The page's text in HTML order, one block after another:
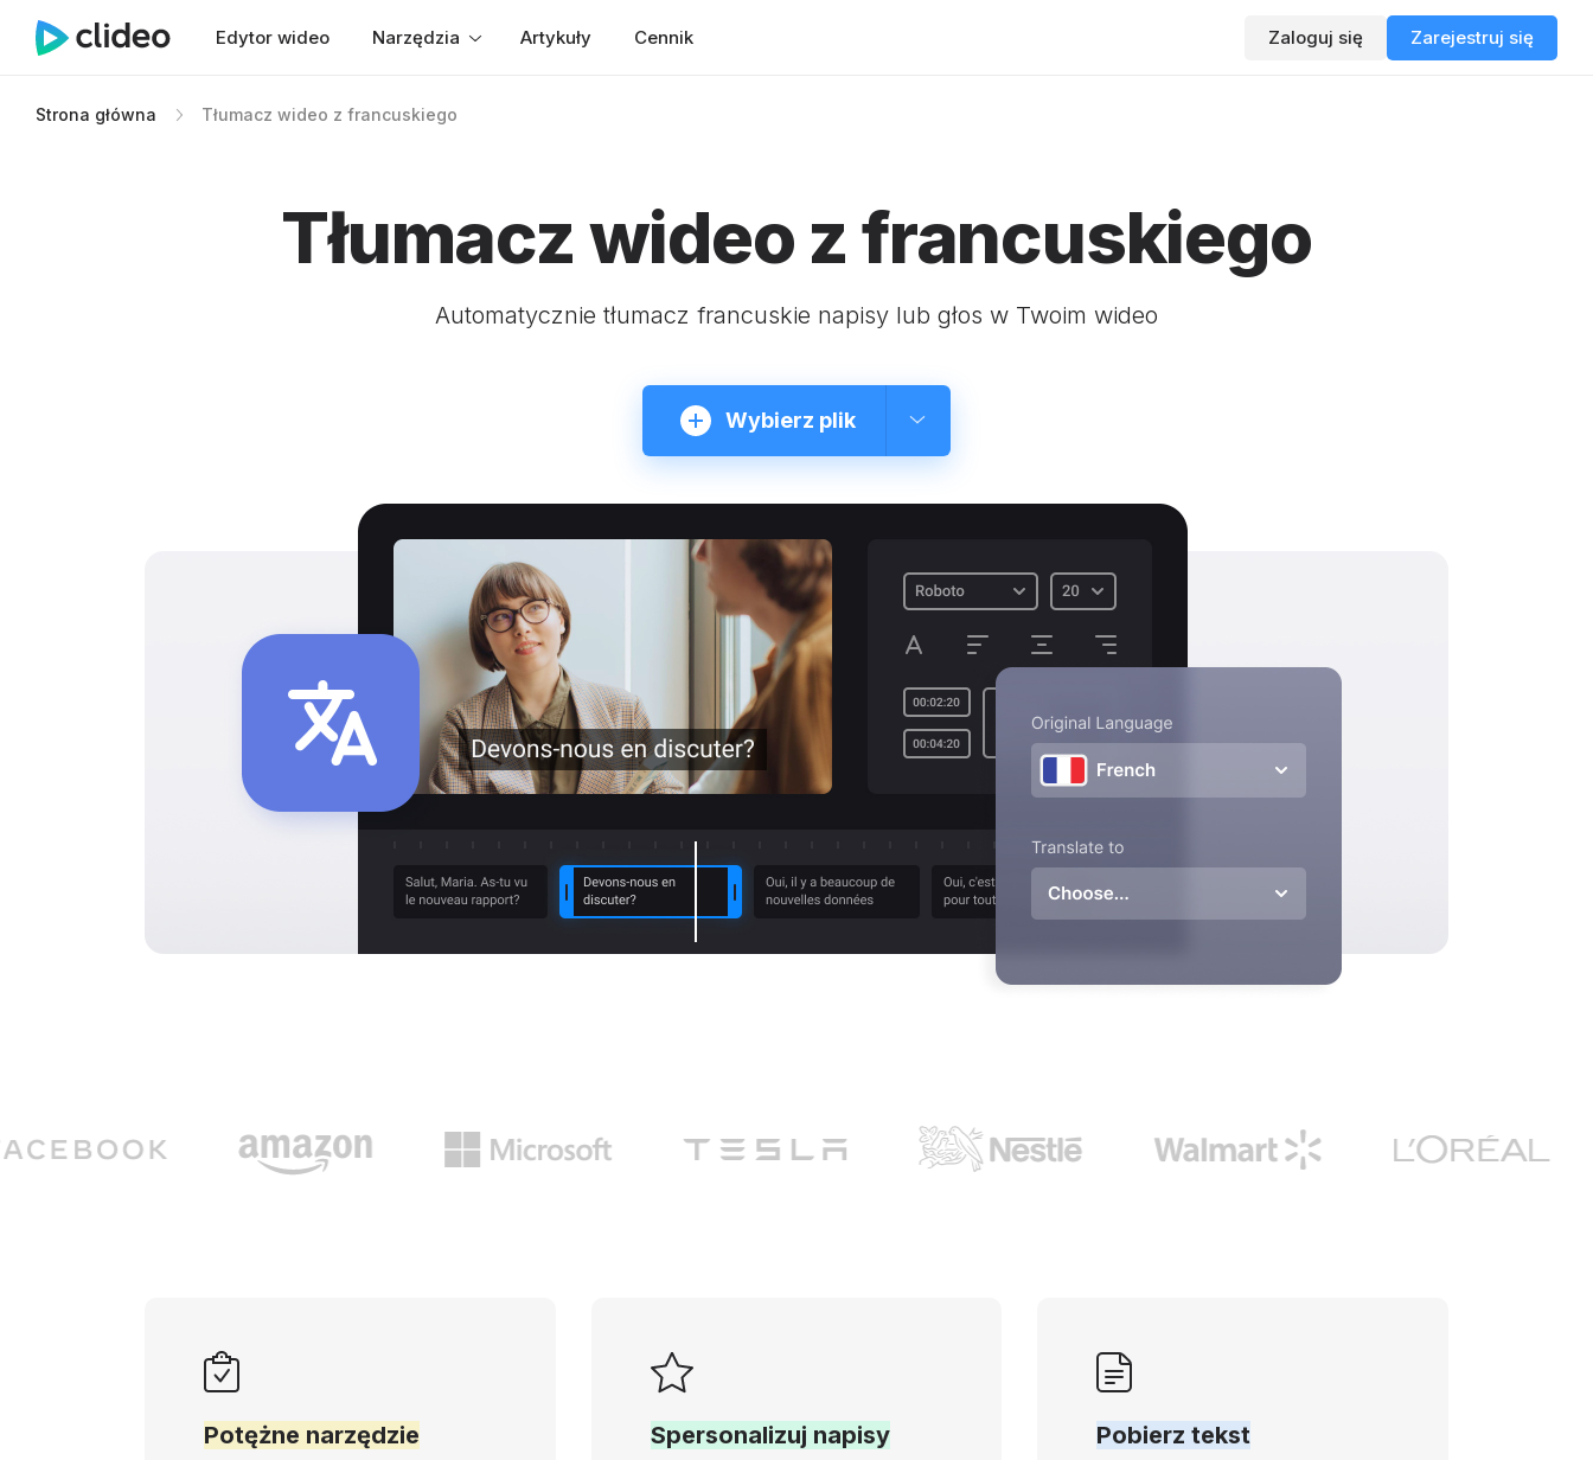
Edytor wideo Narzędzia Artykuły Cennik Zaloguj się Zarejestruj się
Strona główna Tłumacz wideo z francuskiego
Tłumacz wideo z francuskiego
Automatycznie tłumacz francuskie napisy lub głos w Twoim wideo
Wybierz plik
Potężne narzędzie Spersonalizuj napisy Pobierz tekst